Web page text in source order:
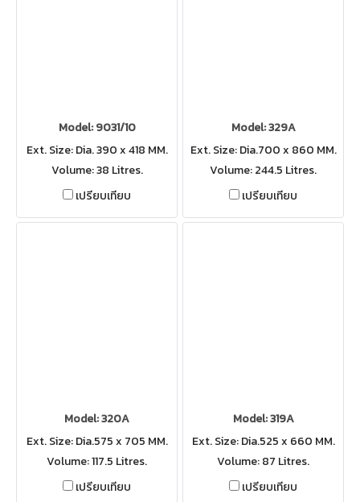
Model: 9031/10
Ext. Size: Dia. 390 x 418 MM.
Volume: 38 Litres.
เปรียบเทียบ
Model: 329A
Ext. Size: Dia.700 x 860 MM.
Volume: 244.5 Litres.
เปรียบเทียบ
Model: 320A
Ext. Size: Dia.575 x 705 MM.
Volume: 117.5 Litres.
เปรียบเทียบ
Model: 319A
Ext. Size: Dia.525 x 660 MM.
Volume: 87 Litres.
เปรียบเทียบ